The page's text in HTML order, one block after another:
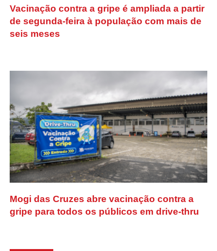
Vacinação contra a gripe é ampliada a partir
de segunda-feira à população com mais de
seis meses
Mogi das Cruzes abre vacinação contra a
gripe para todos os públicos em drive-thru